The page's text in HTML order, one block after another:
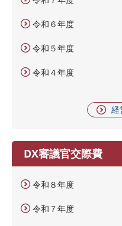
令和６年度
令和５年度
令和４年度
経
DX審議官交際費
令和８年度
令和７年度